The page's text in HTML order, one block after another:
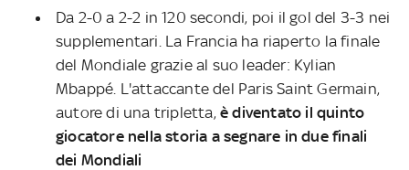
Da 2-0 a 2-2 in 120 secondi, poi il gol del 3-3 nei
supplementari. La Francia ha riaperto la finale
del Mondiale grazie al suo leader: Kylian
Mbappé. L'attaccante del Paris Saint Germain,
autore di una tripletta, è diventato il quinto
giocatore nella storia a segnare in due finali
dei Mondiali